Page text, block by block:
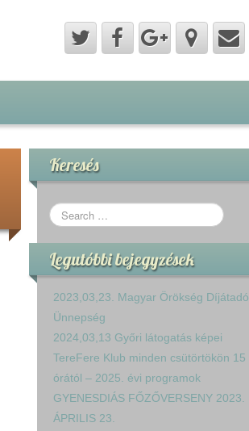
Keresés
Legutóbbi bejegyzések
2023,03,23. Magyar Örökség Díjátadó
Ünnepség
2024,03,13 Győri látogatás képei
TereFere Klub minden csütörtökön 15
órától – 2025. évi programok
GYENESDIÁS FŐZŐVERSENY 2023.
ÁPRILIS 23.